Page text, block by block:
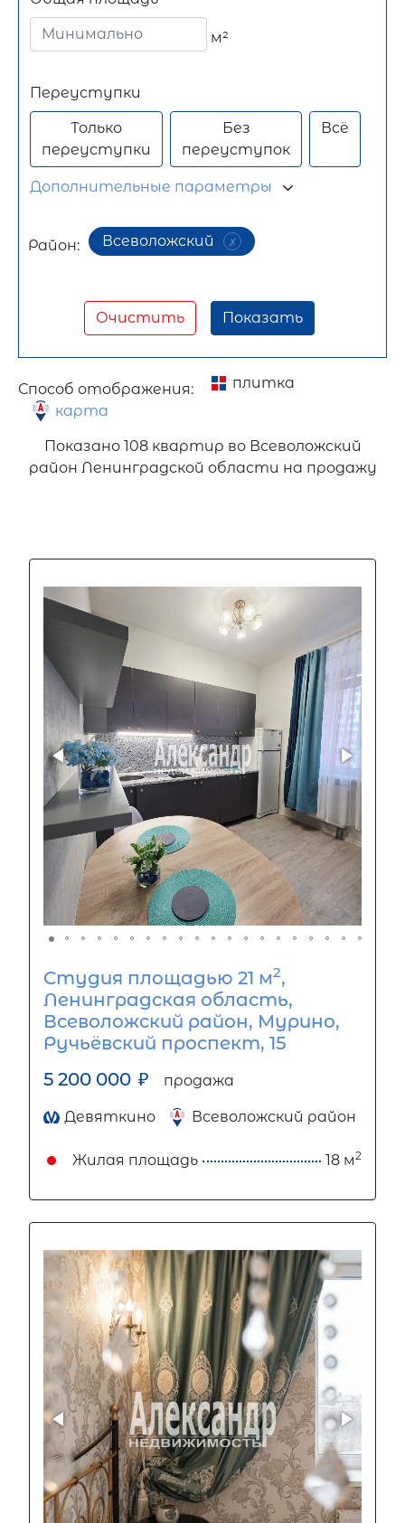
м²
Переуступки
Только
переуступки
Без
переуступок
Всё
Дополнительные параметры
Район: Всеволожский
Очистить Показать
Способ отображения:
плитка
карта
Показано 108 квартир во Всеволожский
район Ленинградской области на продажу
Студия площадью 21 м2,
Ленинградская область,
Всеволожский район, Мурино,
Ручьёвский проспект, 15
5 200 000 ₽ продажа
Девяткино Всеволожский район
Жилая площадь 18 м2